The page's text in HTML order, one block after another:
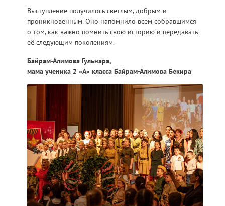
Выступление получилось светлым, добрым и
проникновенным. Оно напомнило всем собравшимся
о том, как важно помнить свою историю и передавать
её следующим поколениям.
Байрам-Алимова Гульнара,
мама ученика 2 «А» класса Байрам-Алимова Бекира